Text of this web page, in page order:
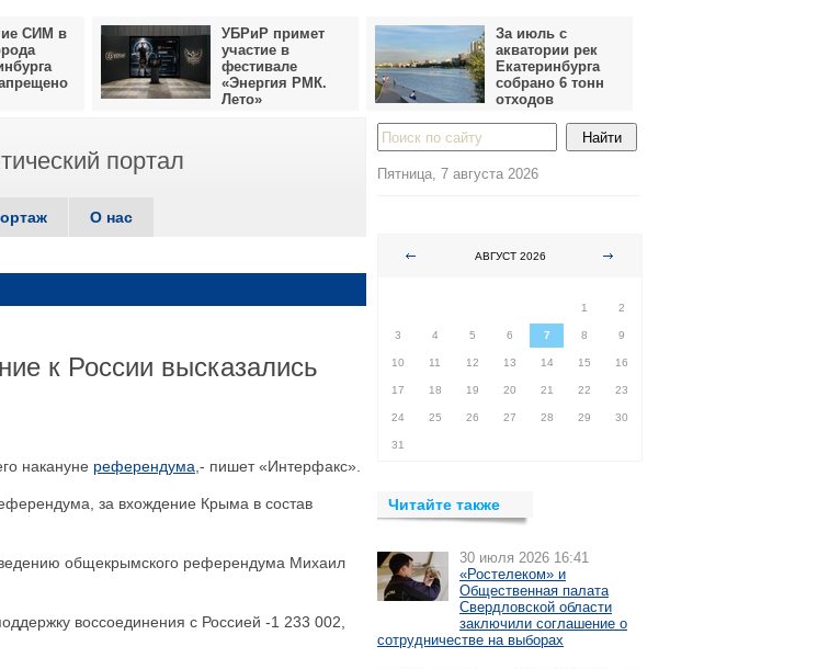
СИМ в
УБРиР примет
участие в
фестивале
«Энергия РМК.
Лето»
За июль с
акватории рек
Екатеринбурга
собрано 6 тонн
отходов
портал
О нас
к России высказались
накануне референдума ,- пишет «Интерфакс».
за вхождение Крыма в состав
общекрымского референдума Михаил
воссоединения с Россией -1 233 002,
Пятница, 7 августа 2026
АВГУСТ 2026
1
2
3 4 5 6 7 8 9
10 11 12 13 14 15 16
17 18 19 20 21 22 23
24 25 26 27 28 29 30
31
Читайте также
30 июля 2026 16:41
«Ростелеком» и
Общественная палата
Свердловской области
заключили соглашение о
сотрудничестве на выборах